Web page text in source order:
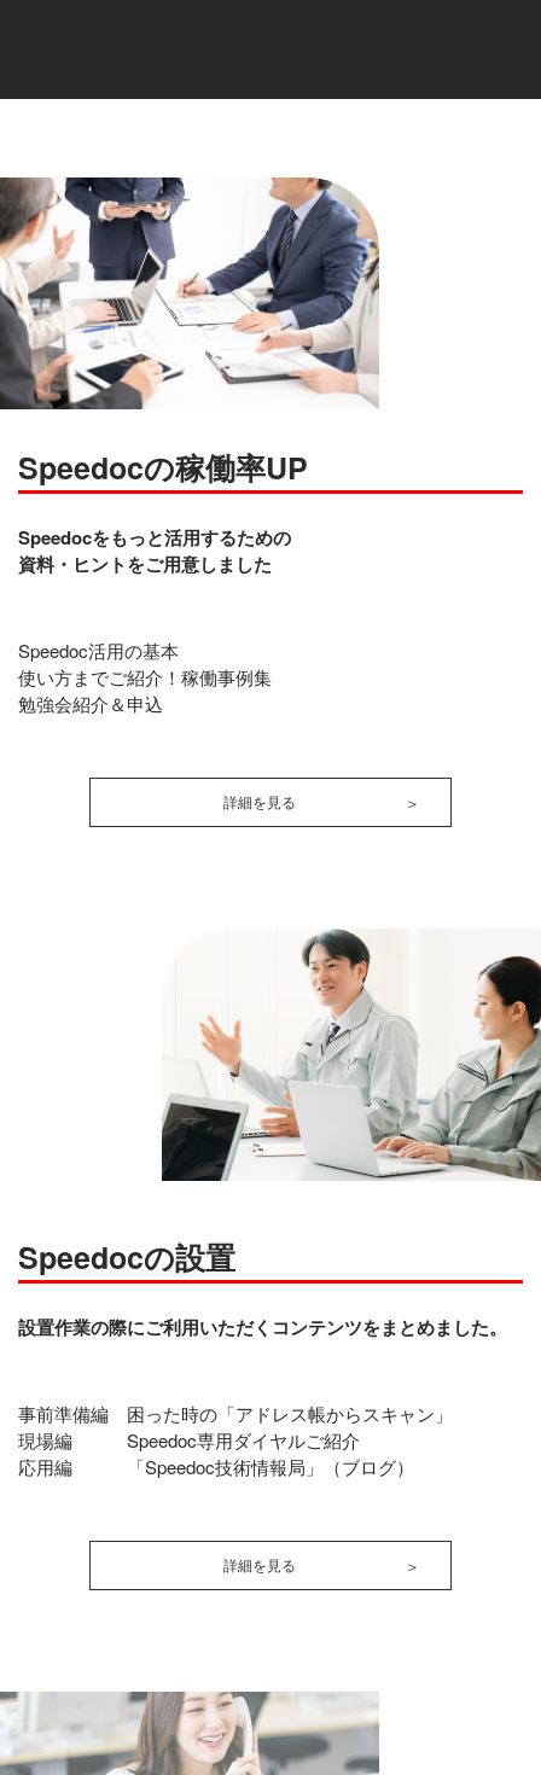
Speedocの稼働率UP
Speedocをもっと活用するための
資料・ヒントをご用意しました
Speedoc活用の基本
使い方までご紹介！稼働事例集
勉強会紹介＆申込
詳細を見る ＞
Speedocの設置
設置作業の際にご利用いただくコンテンツをまとめました。
事前準備編 困った時の「アドレス帳からスキャン」
現場編 Speedoc専用ダイヤルご紹介
応用編 「Speedoc技術情報局」（ブログ）
詳細を見る ＞